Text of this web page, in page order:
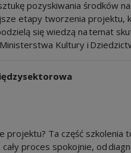
pozyskiwania środków
etapy tworzenia projektu,
się wiedzą na temat
Kultury i
projektu? Ta część
proces spokojnie, od